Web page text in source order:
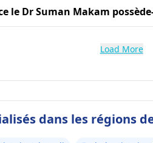
le Dr Suman Makam
Load More
dans les régions